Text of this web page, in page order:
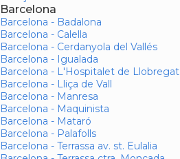
Barcelona
Barcelona - Badalona
Barcelona - Calella
Barcelona - Cerdanyola del Vallés
Barcelona - Igualada
Barcelona - L'Hospitalet de Llobregat
Barcelona - Lliça de Vall
Barcelona - Manresa
Barcelona - Maquinista
Barcelona - Mataró
Barcelona - Palafolls
Barcelona - Terrassa av. st. Eulalia